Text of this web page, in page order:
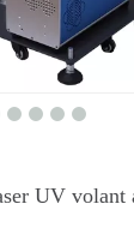
Machine de gravure de marquage laser à fibre à protection complète
UV volant